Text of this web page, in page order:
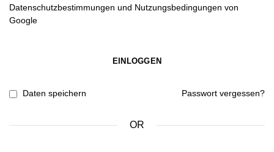
Datenschutzbestimmungen und Nutzungsbedingungen von
Google
EINLOGGEN
Passwort vergessen?
Daten speichern
OR